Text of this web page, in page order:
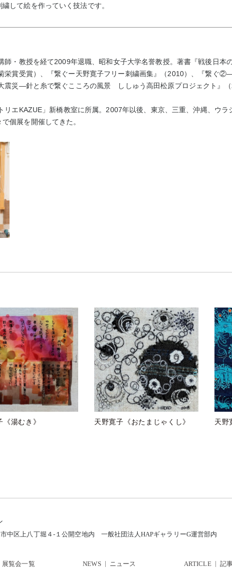
して絵を作っていく技法です。
・教授を経て2009年退職、昭和女子大学名誉教授。著書『戦後日本
栄賞受賞）、『繋ぐー天野寛子フリー刺繍画集』（2010）、『繋ぐ
災—針と糸で繋ぐこころの風景 ししゅう高田松原プロジェクト』
エKAZUE」新橋教室に所属。2007年以後、東京、三重、沖縄、ウラ
個展を開催してきた。
《湯むき》 天野寛子《おたまじゃくし》 天野
中区上八丁堀４-１公開空地内 一般社団法人HAPギャラリーG運営部内
展覧会一覧 NEWS ニュース ARTICLE 記